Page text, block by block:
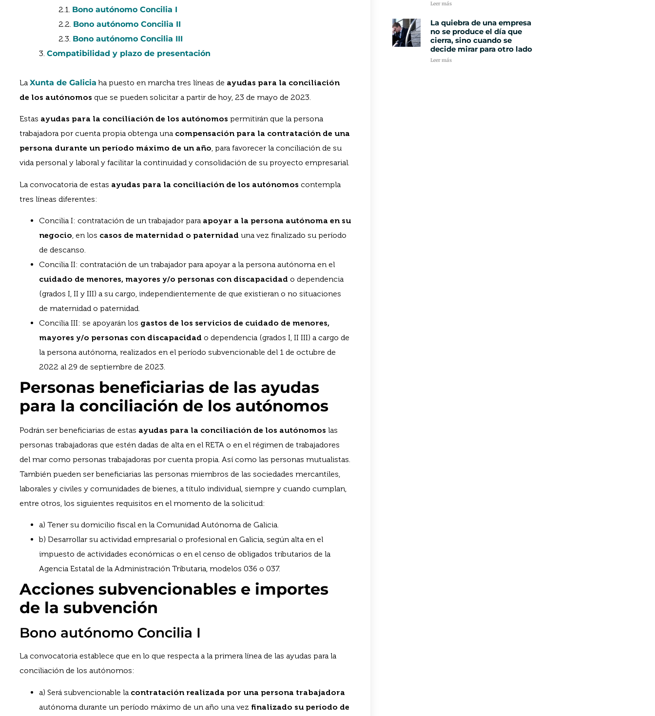
Bono autónomo Concilia I
Bono autónomo Concilia II
Bono autónomo Concilia III
Compatibilidad y plazo de presentación
La Xunta de Galicia ha puesto en marcha tres líneas de ayudas para la conciliación
de los autónomos que se pueden solicitar a partir de hoy, 23 de mayo de 2023.
Estas ayudas para la conciliación de los autónomos permitirán que la persona
trabajadora por cuenta propia obtenga una compensación para la contratación de una
persona durante un período máximo de un año, para favorecer la conciliación de su
vida personal y laboral y facilitar la continuidad y consolidación de su proyecto empresarial.
La convocatoria de estas ayudas para la conciliación de los autónomos contempla
tres líneas diferentes:
Concilia I: contratación de un trabajador para apoyar a la persona autónoma en su
negocio, en los casos de maternidad o paternidad una vez finalizado su período
de descanso.
Concilia II: contratación de un trabajador para apoyar a la persona autónoma en el
cuidado de menores, mayores y/o personas con discapacidad o dependencia
(grados I, II y III) a su cargo, independientemente de que existieran o no situaciones
de maternidad o paternidad.
Concilia III: se apoyarán los gastos de los servicios de cuidado de menores,
mayores y/o personas con discapacidad o dependencia (grados I, II III) a cargo de
la persona autónoma, realizados en el período subvencionable del 1 de octubre de
2022 al 29 de septiembre de 2023.
Personas beneficiarias de las ayudas
para la conciliación de los autónomos
Podrán ser beneficiarias de estas ayudas para la conciliación de los autónomos las
personas trabajadoras que estén dadas de alta en el RETA o en el régimen de trabajadores
del mar como personas trabajadoras por cuenta propia. Así como las personas mutualistas.
También pueden ser beneficiarias las personas miembros de las sociedades mercantiles,
laborales y civiles y comunidades de bienes, a título individual, siempre y cuando cumplan,
entre otros, los siguientes requisitos en el momento de la solicitud:
a) Tener su domicilio fiscal en la Comunidad Autónoma de Galicia.
b) Desarrollar su actividad empresarial o profesional en Galicia, según alta en el
impuesto de actividades económicas o en el censo de obligados tributarios de la
Agencia Estatal de la Administración Tributaria, modelos 036 o 037.
Acciones subvencionables e importes
de la subvención
Bono autónomo Concilia I
La convocatoria establece que en lo que respecta a la primera línea de las ayudas para la
conciliación de los autónomos:
a) Será subvencionable la contratación realizada por una persona trabajadora
autónoma durante un período máximo de un año una vez finalizado su período de
Leer más
La quiebra de una empresa
no se produce el día que
cierra, sino cuando se
decide mirar para otro lado
Leer más